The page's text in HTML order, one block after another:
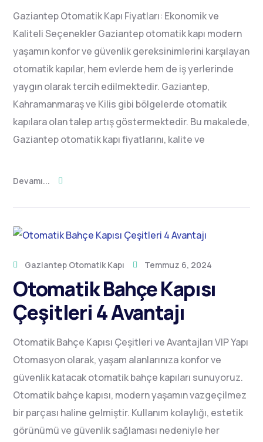
Gaziantep Otomatik Kapı Fiyatları: Ekonomik ve
Kaliteli Seçenekler Gaziantep otomatik kapı modern
yaşamın konfor ve güvenlik gereksinimlerini karşılayan
otomatik kapılar, hem evlerde hem de iş yerlerinde
yaygın olarak tercih edilmektedir. Gaziantep,
Kahramanmaraş ve Kilis gibi bölgelerde otomatik
kapılara olan talep artış göstermektedir. Bu makalede,
Gaziantep otomatik kapı fiyatlarını, kalite ve
Devamı...
Gaziantep Otomatik Kapı Temmuz 6, 2024
Otomatik Bahçe Kapısı
Çeşitleri 4 Avantajı
Otomatik Bahçe Kapısı Çeşitleri ve Avantajları VIP Yapı
Otomasyon olarak, yaşam alanlarınıza konfor ve
güvenlik katacak otomatik bahçe kapıları sunuyoruz.
Otomatik bahçe kapısı, modern yaşamın vazgeçilmez
bir parçası haline gelmiştir. Kullanım kolaylığı, estetik
görünümü ve güvenlik sağlaması nedeniyle her